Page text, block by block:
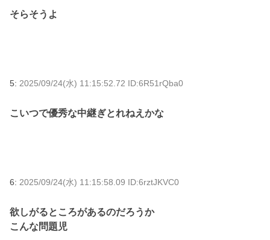
そらそうよ
5: 2025/09/24(水) 11:15:52.72 ID:6R51rQba0
こいつで優秀な中継ぎとれねえかな
6: 2025/09/24(水) 11:15:58.09 ID:6rztJKVC0
欲しがるところがあるのだろうか
こんな問題児